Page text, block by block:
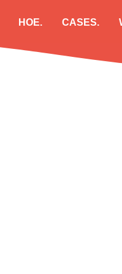
HOE. CASES.